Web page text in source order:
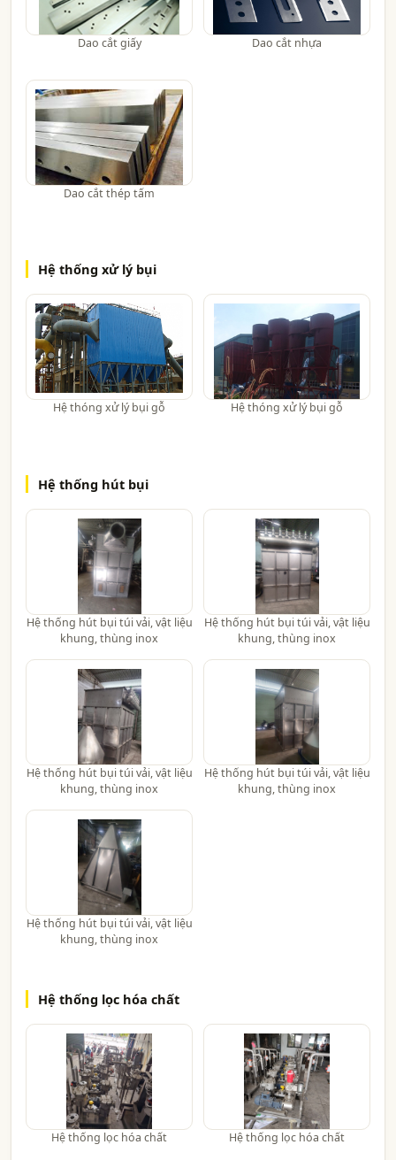
Dao cắt giấy Dao cắt nhựa
Dao cắt thép tấm
Hệ thống xử lý bụi
Hệ thóng xử lý bụi gỗ Hệ thóng xử lý bụi gỗ
Hệ thống hút bụi
Hệ thống hút bụi túi vải, vật liệu
khung, thùng inox
Hệ thống hút bụi túi vải, vật liệu
khung, thùng inox
Hệ thống hút bụi túi vải, vật liệu
khung, thùng inox
Hệ thống hút bụi túi vải, vật liệu
khung, thùng inox
Hệ thống hút bụi túi vải, vật liệu
khung, thùng inox
Hệ thống lọc hóa chất
Hệ thống lọc hóa chất Hệ thống lọc hóa chất